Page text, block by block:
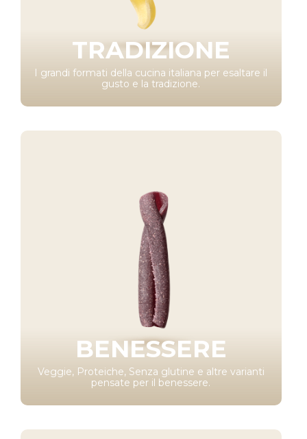
TRADIZIONE
I grandi formati della cucina italiana per esaltare il
gusto e la tradizione.
BENESSERE
Veggie, Proteiche, Senza glutine e altre varianti
pensate per il benessere.